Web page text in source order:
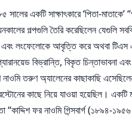
সালের একটি সাক্ষাৎকারে ‘পিতা-
গল্পগুলি তৈরি করেছিলেন যেগুলি
এবং লংফেলোকে আবৃত্তি করে অথবা
বিভ্রান্তি, বিকৃত
তরুণ অ্যালেনের কাছাকাছি
কাছে নিয়ে যাওয়া হয়েছিল।
“কাদ্দিশ ফর নাওমি গিন্সবার্গ (১৮৯৪-